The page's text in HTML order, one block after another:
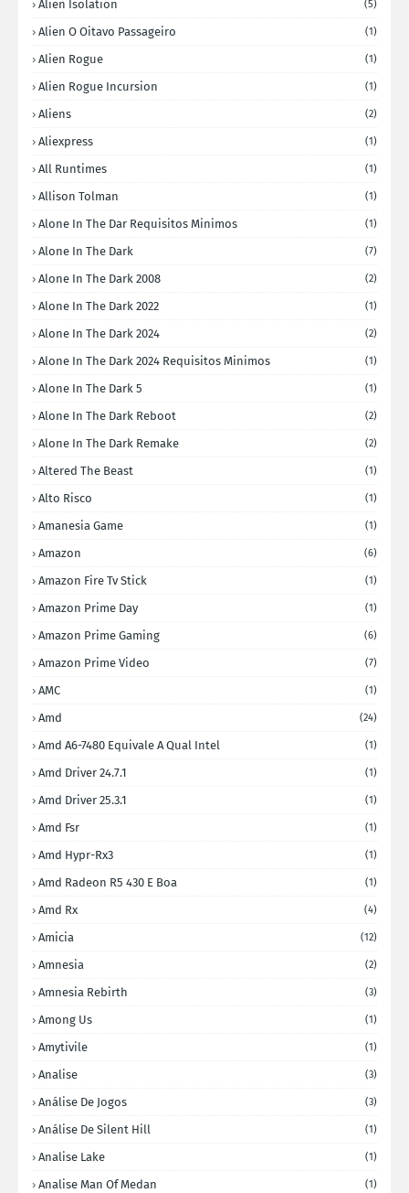
Alien Isolation (5)
Alien O Oitavo Passageiro (1)
Alien Rogue (1)
Alien Rogue Incursion (1)
Aliens (2)
Aliexpress (1)
All Runtimes (1)
Allison Tolman (1)
Alone In The Dar Requisitos Minimos (1)
Alone In The Dark (7)
Alone In The Dark 2008 (2)
Alone In The Dark 2022 (1)
Alone In The Dark 2024 (2)
Alone In The Dark 2024 Requisitos Minimos (1)
Alone In The Dark 5 (1)
Alone In The Dark Reboot (2)
Alone In The Dark Remake (2)
Altered The Beast (1)
Alto Risco (1)
Amanesia Game (1)
Amazon (6)
Amazon Fire Tv Stick (1)
Amazon Prime Day (1)
Amazon Prime Gaming (6)
Amazon Prime Video (7)
AMC (1)
Amd (24)
Amd A6-7480 Equivale A Qual Intel (1)
Amd Driver 24.7.1 (1)
Amd Driver 25.3.1 (1)
Amd Fsr (1)
Amd Hypr-Rx3 (1)
Amd Radeon R5 430 E Boa (1)
Amd Rx (4)
Amicia (12)
Amnesia (2)
Amnesia Rebirth (3)
Among Us (1)
Amytivile (1)
Analise (3)
Análise De Jogos (3)
Análise De Silent Hill (1)
Analise Lake (1)
Analise Man Of Medan (1)